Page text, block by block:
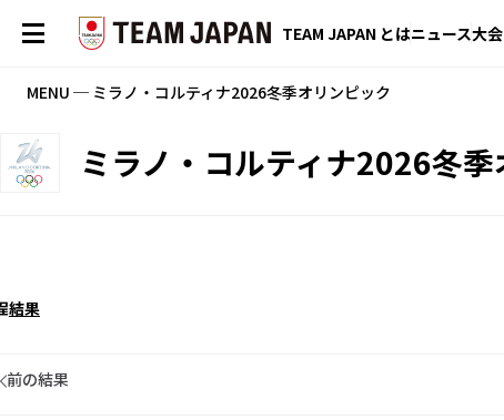
TEAM JAPAN とはニュース大
MENU ─ ミラノ・コルティナ2026冬季オリンピック
ミラノ・コルティナ2026冬
結果
前の結果